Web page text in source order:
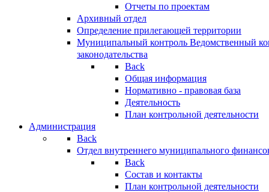
Отчеты по проектам
Архивный отдел
Определение прилегающей территории
Муниципальный контроль Ведомственный
законодательства
Back
Общая информация
Нормативно - правовая база
Деятельность
План контрольной деятельности
Администрация
Back
Отдел внутреннего муниципального
Back
Состав и контакты
План контрольной деятельности